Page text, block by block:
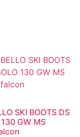
SKI BOOTS DS
GW MS